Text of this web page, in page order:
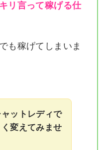
リ言って稼げる仕
も稼げてしまいま
ットレディで
変えてみませ